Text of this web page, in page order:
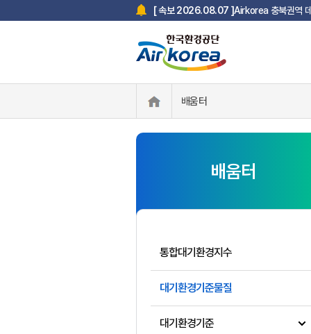
[ 속보 2026.08.07 ]Airkorea 충북권역
배움터
배움터
통합대기환경지수
대기환경기준물질
대기환경기준